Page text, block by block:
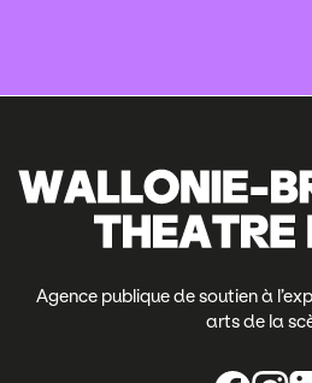
Agence publique de soutien à
arts de la